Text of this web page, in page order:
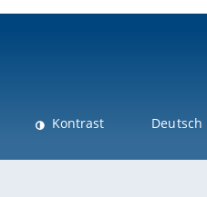
Kontrast Deutsch